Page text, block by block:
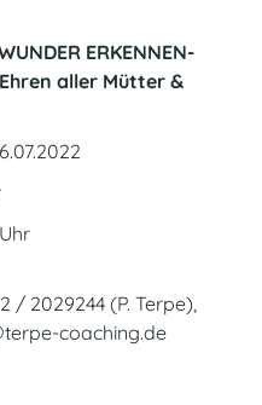
ERKENNEN-
Ehren aller Mütter &
/ 2029244 (P. Terpe),
coaching.de